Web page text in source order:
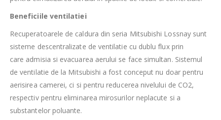
Beneficiile ventilatiei
Recuperatoarele de caldura din seria Mitsubishi Lossnay sunt
sisteme descentralizate de ventilatie cu dublu flux prin
care admisia si evacuarea aerului se face simultan. Sistemul
de ventilatie de la Mitsubishi a fost conceput nu doar pentru
aerisirea camerei, ci si pentru reducerea nivelului de CO2,
respectiv pentru eliminarea mirosurilor neplacute si a
substantelor poluante.